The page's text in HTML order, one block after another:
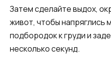
Затем сделайте выдох,
живот, чтобы
подбородок к груди и
несколько секунд.